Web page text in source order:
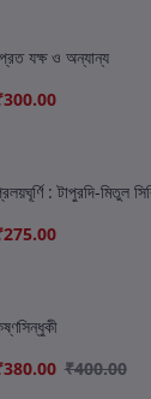
যক্ষ ও অন্যান্য
: টাপুরদি-মিতুল
₹400.00